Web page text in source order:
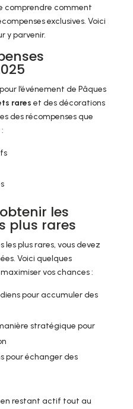
comprendre comment
exclusives. Voici
y parvenir.
l’événement de Pâques
rares et des décorations
des récompenses que
les
plus rares
les plus rares, vous devez
Voici quelques
vos chances :
pour accumuler des
stratégique pour
pour échanger des
en restant actif tout au